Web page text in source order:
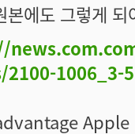
본에도 그렇게
2100-1006_3-